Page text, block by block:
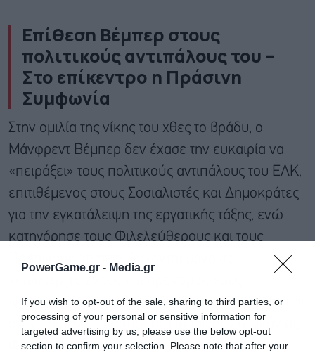
PowerGame.gr - Media.gr
If you wish to opt-out of the sale, sharing to third parties, or
processing of your personal or sensitive information for
targeted advertising by us, please use the below opt-out
section to confirm your selection. Please note that after your
Επίθεση Βέμπερ στους
πολιτικούς αντιπάλους του –
Στο επίκεντρο η Πράσινη
Συμφωνία
Στην ομιλία της νίκης του χθες το βράδυ, ο
Μάνφρεντ Βέμπερ δεν έχασε την ευκαιρία να
«πειράξει» τους πολιτικούς αντιπάλους του ΕΛΚ,
επιτιθέμενος στους Σοσιαλιστές και Δημοκράτες
για την εγκατάλειψη της εργατικής τάξης, ενώ
κατηγόρησε τους Φιλελεύθερους και τους
ψηφοφόρους». Δεν παρέλειψε να αναφερθεί και
στον πρώην Επίτροπο της Πράσινης Συμφωνίας,
Φρανς Τίμερμανς, ισχυριζόμενος πως